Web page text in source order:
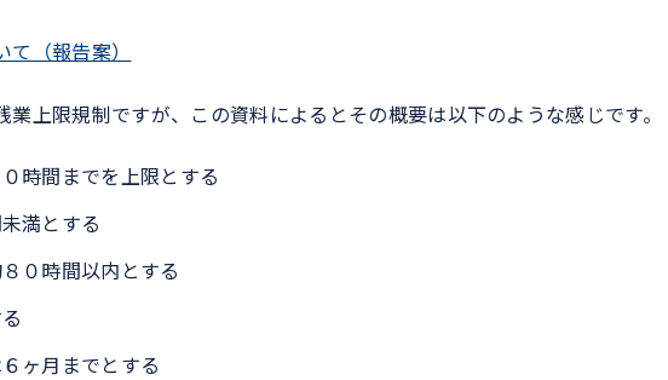
（報告案）
上限規制ですが、この資料によるとその概要は以下のような感じです。
時間までを上限とする
満とする
０時間以内とする
ヶ月までとする